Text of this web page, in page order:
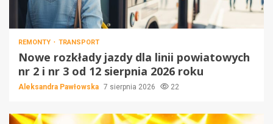
REMONTY TRANSPORT
Nowe rozkłady jazdy dla linii powiatowych
nr 2 i nr 3 od 12 sierpnia 2026 roku
Aleksandra Pawłowska 7 sierpnia 2026 22